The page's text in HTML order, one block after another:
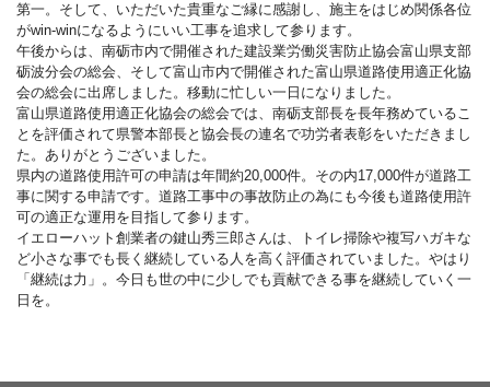
第一。そして、いただいた貴重なご縁に感謝し、施主をはじめ関係各位
がwin-winになるようにいい工事を追求して参ります。
午後からは、南砺市内で開催された建設業労働災害防止協会富山県支部
砺波分会の総会、そして富山市内で開催された富山県道路使用適正化協
会の総会に出席しました。移動に忙しい一日になりました。
富山県道路使用適正化協会の総会では、南砺支部長を長年務めているこ
とを評価されて県警本部長と協会長の連名で功労者表彰をいただきまし
た。ありがとうございました。
県内の道路使用許可の申請は年間約20,000件。その内17,000件が道路工
事に関する申請です。道路工事中の事故防止の為にも今後も道路使用許
可の適正な運用を目指して参ります。
イエローハット創業者の鍵山秀三郎さんは、トイレ掃除や複写ハガキな
ど小さな事でも長く継続している人を高く評価されていました。やはり
「継続は力」。今日も世の中に少しでも貢献できる事を継続していく一
日を。